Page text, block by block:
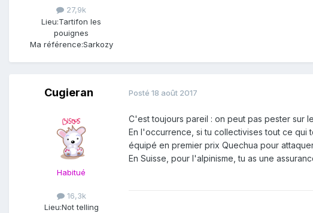
27,9k
Lieu:Tartifon les
pouignes
Ma référence:Sarkozy
Cugieran
Habitué
16,3k
Lieu:Not telling
Posté 18 août 2017
C'est toujours pareil : on peut pas pester sur
En l'occurrence, si tu collectivises tout ce qui
équipé en premier prix Quechua pour
En Suisse, pour l'alpinisme, tu as une